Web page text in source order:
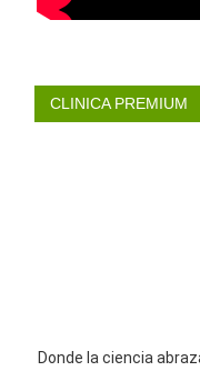
CLINICA PREMIUM
Donde la ciencia